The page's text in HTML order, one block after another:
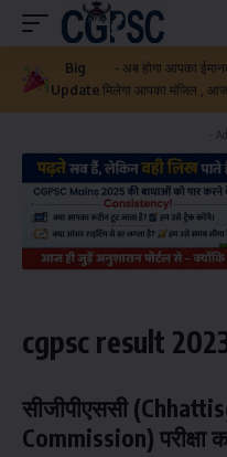
Big
Update
- अब होगा आपका
मिलेगा आपका मंजिल ,
-
cgpsc result
सीजीपीएससी
Commission) परीक्षा